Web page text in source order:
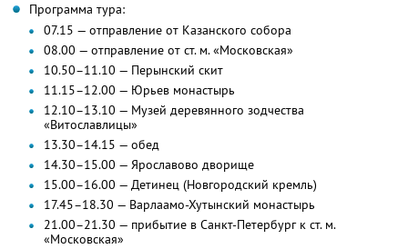
Программа тура:
07.15 — отправление от Казанского собора
08.00 — отправление от ст. м. «Московская»
10.50–11.10 — Перынский скит
11.15–12.00 — Юрьев монастырь
12.10–13.10 — Музей деревянного зодчества
«Витославлицы»
13.30–14.15 — обед
14.30–15.00 — Ярославово дворище
15.00–16.00 — Детинец (Новгородский кремль)
17.45–18.30 — Варлаамо-Хутынский монастырь
21.00–21.30 — прибытие в Санкт-Петербург к ст. м.
«Московская»